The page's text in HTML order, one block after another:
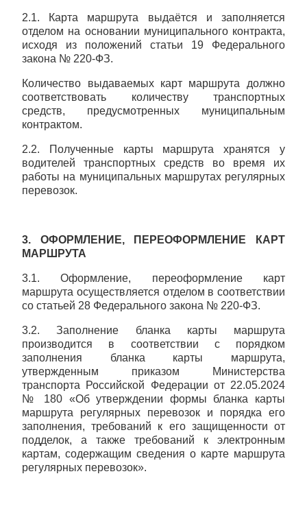
2.1. Карта маршрута выдаётся и заполняется
отделом на основании муниципального контракта,
исходя из положений статьи 19 Федерального
закона № 220-ФЗ.
Количество выдаваемых карт маршрута должно
соответствовать количеству транспортных
средств, предусмотренных муниципальным
контрактом.
2.2. Полученные карты маршрута хранятся у
водителей транспортных средств во время их
работы на муниципальных маршрутах регулярных
перевозок.
3. ОФОРМЛЕНИЕ, ПЕРЕОФОРМЛЕНИЕ КАРТ
МАРШРУТА
3.1. Оформление, переоформление карт
маршрута осуществляется отделом в соответствии
со статьей 28 Федерального закона № 220-ФЗ.
3.2. Заполнение бланка карты маршрута
производится в соответствии с порядком
заполнения бланка карты маршрута,
утвержденным приказом Министерства
транспорта Российской Федерации от 22.05.2024
№ 180 «Об утверждении формы бланка карты
маршрута регулярных перевозок и порядка его
заполнения, требований к его защищенности от
подделок, а также требований к электронным
картам, содержащим сведения о карте маршрута
регулярных перевозок».